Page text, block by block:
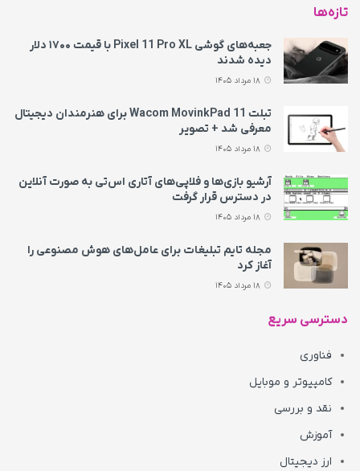
تازه‌ها
جعبه‌های گوشی Pixel 11 Pro XL با قیمت ۱۷۰۰ دلار
دیده شدند
تبلت Wacom MovinkPad 11 برای هنرمندان دیجیتال
معرفی شد + تصویر
آرشیو بازی‌ها و فلاپی‌های آتاری اس‌تی به‌ صورت آنلاین
در دسترس قرار گرفت
مجله تایم تبلیغات برای عامل‌های هوش مصنوعی را
آغاز کرد
دسترسی سریع
فناوری
کامپیوتر و موبایل
نقد و بررسی
آموزش
ارز دیجیتال